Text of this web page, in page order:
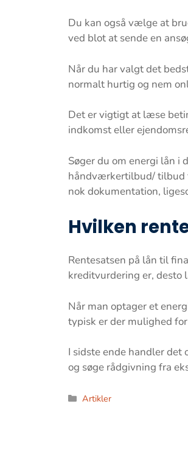
Du kan også vælge at
ved blot at sende en
Når du har valgt det
normalt hurtig og nem
Det er vigtigt at læse
indkomst eller
Søger du om energi lån i
håndværkertilbud/ tilbud
nok dokumentation,
Hvilken
Rentesatsen på lån til
kreditvurdering er, desto
Når man optager et
typisk er der mulighed
I sidste ende handler
og søge rådgivning fra
Kategorier
Artikler